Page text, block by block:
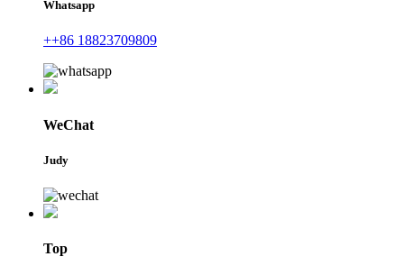
Whatsapp
++86 18823709809
WeChat
Judy
Top